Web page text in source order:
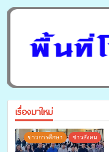
เรื่องมาใหม่
ข่าวการศึกษา ข่าวสังคม